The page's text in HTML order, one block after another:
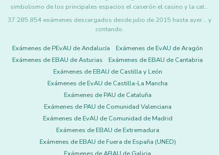
simbolismo de los principales espacios el caserón el casino y la cat…
37.285.854 exámenes descargados desde julio de 2015 hasta ayer... y
contando.
Exámenes de PEvAU de Andalucía
Exámenes de EvAU de Aragón
Exámenes de EBAU de Asturias
Exámenes de EBAU de Cantabria
Exámenes de EBAU de Castilla y León
Exámenes de EvAU de Castilla-La Mancha
Exámenes de PAU de Cataluña
Exámenes de PAU de Comunidad Valenciana
Exámenes de EvAU de Comunidad de Madrid
Exámenes de EBAU de Extremadura
Exámenes de EBAU de Fuera de España (UNED)